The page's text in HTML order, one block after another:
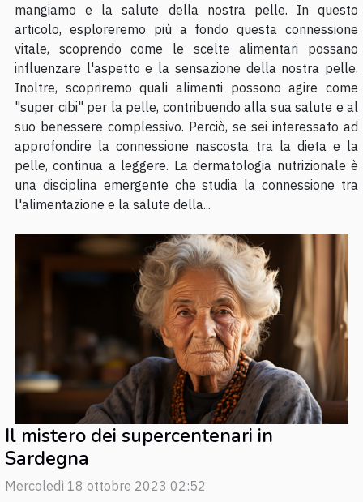
mangiamo e la salute della nostra pelle. In questo
articolo, esploreremo più a fondo questa connessione
vitale, scoprendo come le scelte alimentari possano
influenzare l'aspetto e la sensazione della nostra pelle.
Inoltre, scopriremo quali alimenti possono agire come
"super cibi" per la pelle, contribuendo alla sua salute e al
suo benessere complessivo. Perciò, se sei interessato ad
approfondire la connessione nascosta tra la dieta e la
pelle, continua a leggere. La dermatologia nutrizionale è
una disciplina emergente che studia la connessione tra
l'alimentazione e la salute della...
Il mistero dei supercentenari in
Sardegna
Mercoledì 18 ottobre 2023 02:52